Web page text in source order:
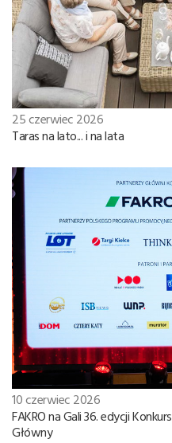
25 czerwiec 2026
Taras na lato... i na lata
10 czerwiec 2026
FAKRO na Gali 36. edycji
Główny